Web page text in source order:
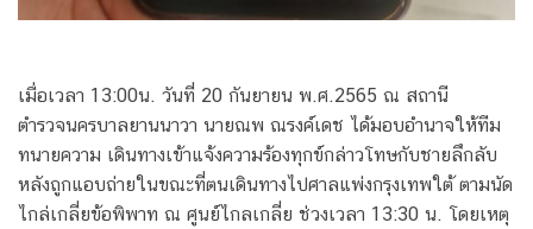
เมื่อเวลา 13:00น. วันที่ 20 กันยายน พ.ศ.2565 ณ สถานี
ตำรวจนครบาลยานนาวา นายณพ ณรงค์เดช ได้มอบอำนาจให้ทีม
ทนายความ เดินทางเข้าแจ้งความร้องทุกข์กล่าวโทษกับชายลึกลับ
หลังถูกแอบถ่ายในขณะที่ตนเดินทางไปศาลแพ่งกรุงเทพใต้ ตามนัด
ไกล่เกลี่ยข้อพิพาท ณ ศูนย์ไกลเกลี่ย ช่วงเวลา 13:30 น. โดยเหตุ